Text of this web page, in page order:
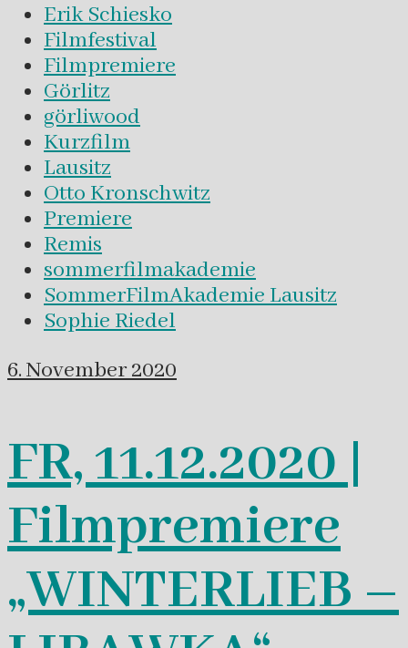
Erik Schiesko
Filmfestival
Filmpremiere
Görlitz
görliwood
Kurzfilm
Lausitz
Otto Kronschwitz
Premiere
Remis
sommerfilmakademie
SommerFilmAkademie Lausitz
Sophie Riedel
6. November 2020
FR, 11.12.2020 |
Filmpremiere
„WINTERLIEB –